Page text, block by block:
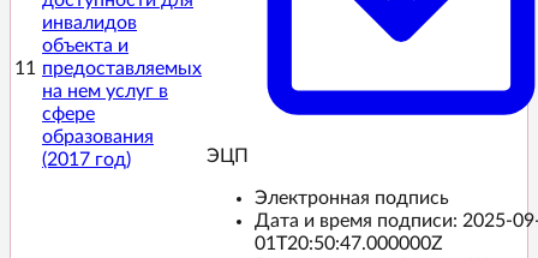
11
инвалидов
объекта и
предоставляемых
на нем услуг в
сфере
образования
(2017 год)
ЭЦП️
Электронная подпись
Дата и время подписи: 2025-
01T20:50:47.000000Z